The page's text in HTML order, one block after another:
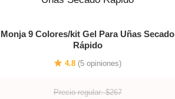
Monja 9 Colores/kit Gel Para Uñas Secado
Rápido
4.8 (5 opiniones)
Precio regular: $267